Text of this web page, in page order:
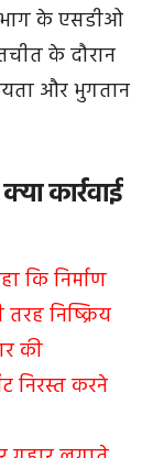
के एसडीओ
के दौरान
और भुगतान
कार्रवाई
कि निर्माण
निष्क्रिय
की
निरस्त करने